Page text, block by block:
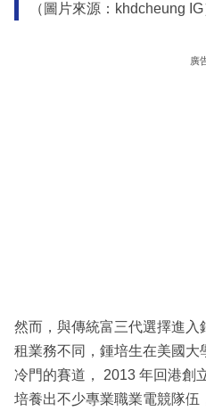
（圖片來源：khdcheung IG
廣
然而，與傳統富三代選擇進
租業務不同，鍾培生在美國
冷門的賽道， 2013 年回港創
培養出不少專業職業電競隊